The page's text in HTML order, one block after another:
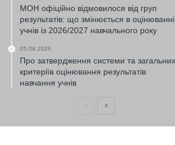
МОН офіційно відмовилося від груп
результатів: що змінюється в оцінюванні
учнів із 2026/2027 навчального року
05.08.2026
Про затвердження системи та загальних
критеріїв оцінювання результатів
навчання учнів
ПопередняНаступна